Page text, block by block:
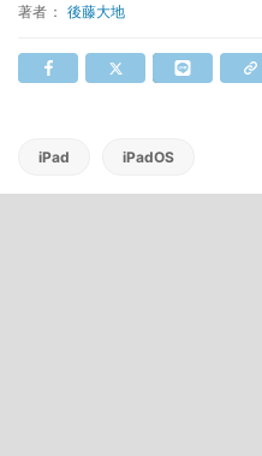
著者： 後藤大地
iPad iPadOS